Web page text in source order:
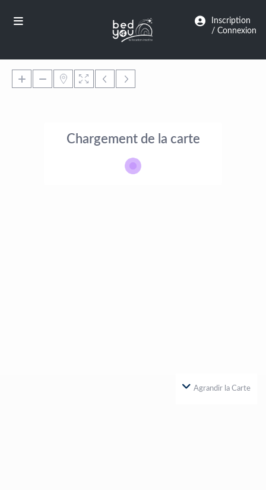
Inscription
/ Connexion
Chargement de la carte
Agrandir la Carte